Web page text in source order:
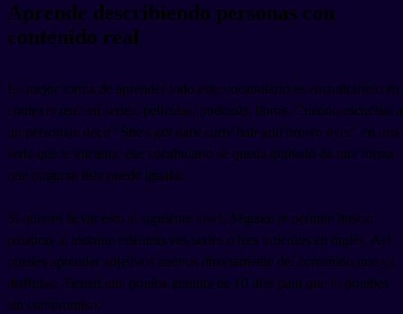
Aprende describiendo personas con
contenido real
La mejor forma de aprender todo este vocabulario es encontrártelo en
contexto real: en series, películas, podcasts, libros. Cuando escuchas a
un personaje decir "She's got dark curly hair and brown eyes" en una
serie que te encanta, ese vocabulario se queda grabado de una forma
que ninguna lista puede igualar.
Si quieres llevar esto al siguiente nivel, Migaku te permite buscar
palabras al instante mientras ves series o lees artículos en inglés. Así
puedes aprender adjetivos nuevos directamente del contenido que ya
disfrutas. Tienen una prueba gratuita de 10 días para que lo pruebes
sin compromiso.